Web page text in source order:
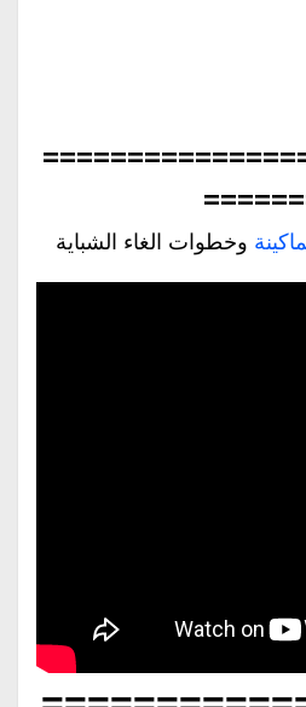
وخطوات الغاء الشباية